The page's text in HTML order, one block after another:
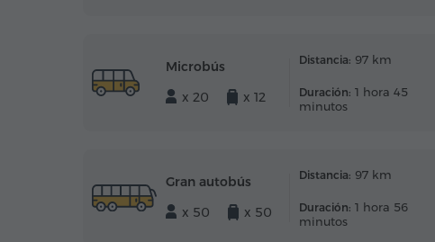
Microbús
x 20
x 12
Distancia: 97 km
Duración: 1 hora 45
minutos
Gran autobús
x 50
x 50
Distancia: 97 km
Duración: 1 hora 56
minutos